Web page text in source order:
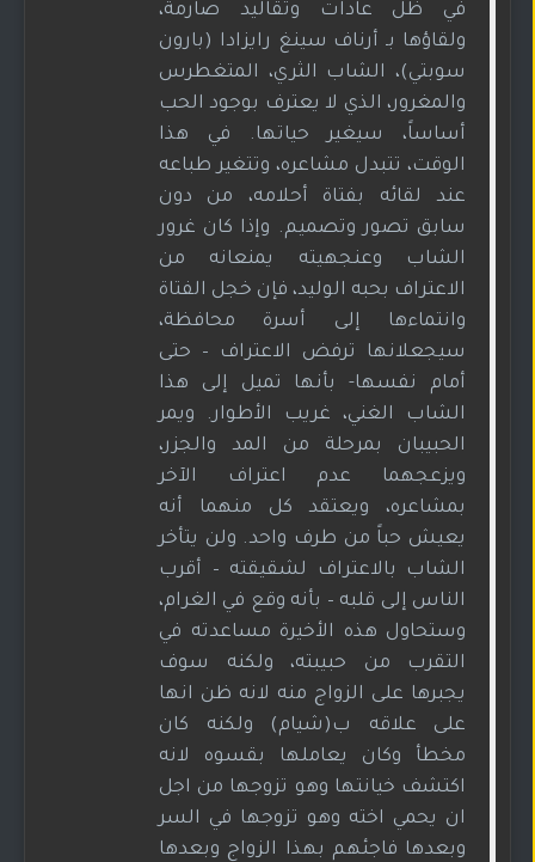
في ظل عادات وتقاليد صارمة،
ولقاؤها بـ أرناف سينغ رايزادا (بارون
سوبتي)، الشاب الثري، المتغطرس
والمغرور، الذي لا يعترف بوجود الحب
أساساً، سيغير حياتها. في هذا
الوقت، تتبدل مشاعره، وتتغير طباعه
عند لقائه بفتاة أحلامه، من دون
سابق تصور وتصميم. وإذا كان غرور
الشاب وعنجهيته يمنعانه من
الاعتراف بحبه الوليد، فإن خجل الفتاة
وانتماءها إلى أسرة محافظة،
سيجعلانها ترفض الاعتراف – حتى
أمام نفسها- بأنها تميل إلى هذا
الشاب الغني، غريب الأطوار. ويمر
الحبيبان بمرحلة من المد والجزر،
ويزعجهما عدم اعتراف الآخر
بمشاعره، ويعتقد كل منهما أنه
يعيش حباً من طرف واحد. ولن يتأخر
الشاب بالاعتراف لشقيقته – أقرب
الناس إلى قلبه – بأنه وقع في الغرام،
وستحاول هذه الأخيرة مساعدته في
التقرب من حبيبته، ولكنه سوف
يجبرها على الزواج منه لانه ظن انها
على علاقه ب(شيام) ولكنه كان
مخطأ وكان يعاملها بقسوه لانه
اكتشف خيانتها وهو تزوجها من اجل
ان يحمي اخته وهو تزوجها في السر
وبعدها فاجئهم بهذا الزواج وبعدها